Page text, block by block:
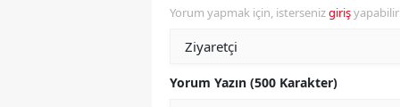
Yorum yapmak için, istersenizgiriş
Yorum Yazın (500 Karakter)